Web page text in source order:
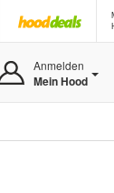
Anmelden
Mein Hood